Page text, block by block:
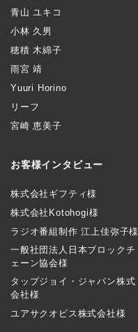
青山 ユキコ
小林 久男
穂積 木綿子
雨宮 靖
Yuuri Horino
リーフ
宮崎 恵美子
お客様インタビュー
株式会社ギフティ様
株式会社Kotohogi様
ラジオ番組制作 江上佳弥子様
一般社団法人日本ブロックチ
ェーン協会様
タップジョイ・ジャパン株式
会社様
ユアサクオビス株式会社様